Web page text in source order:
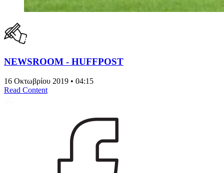
NEWSROOM - HUFFPOST
16 Οκτωβρίου 2019 • 04:15
Read Content